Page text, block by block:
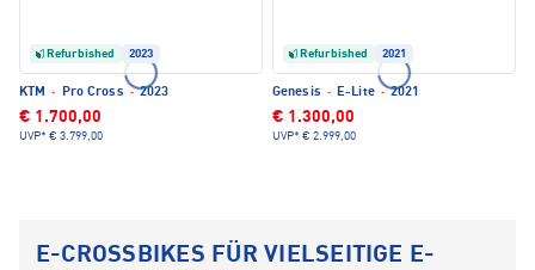
Refurbished 2023
KTM · Pro Cross ·2023
€ 1.700,00
UVP* € 3.799,00
Refurbished 2021
Genesis · E-Lite ·2021
€ 1.300,00
UVP* € 2.999,00
E-CROSSBIKES FÜR VIELSEITIGE E-